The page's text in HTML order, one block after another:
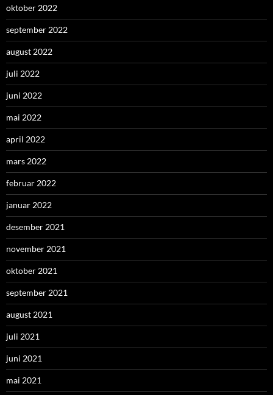
oktober 2022
september 2022
august 2022
juli 2022
juni 2022
mai 2022
april 2022
mars 2022
februar 2022
januar 2022
desember 2021
november 2021
oktober 2021
september 2021
august 2021
juli 2021
juni 2021
mai 2021